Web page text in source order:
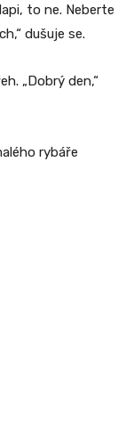
to ne. Neberte
dušuje se.
„Dobrý den,“
rybáře